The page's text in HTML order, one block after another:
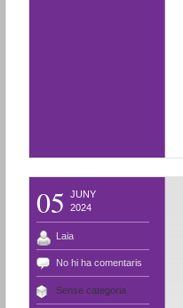
05
JUNY
2024
Laia
No hi ha comentaris
Sense categoria